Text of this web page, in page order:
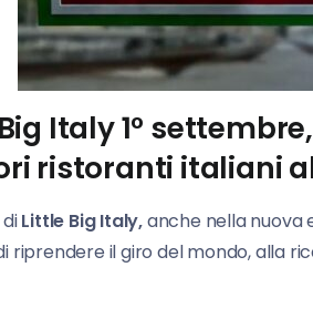
Italy 1°
ristoranti italiani
Little Big Italy,anche nella nuova
riprendere il giro del mondo, alla